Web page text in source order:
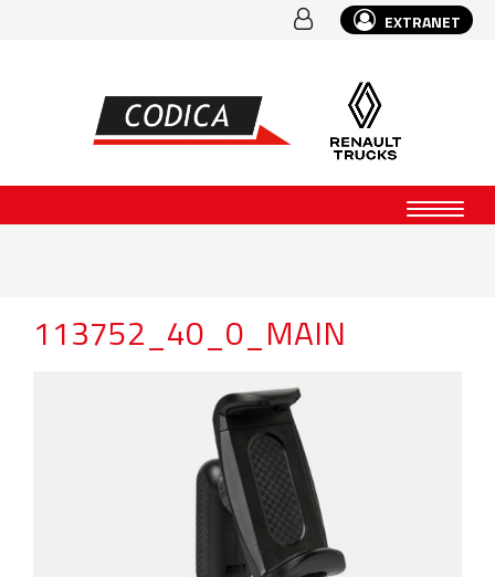
EXTRANET
113752_40_0_MAIN